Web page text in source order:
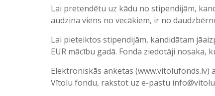
Lai pretendētu uz kādu no stipendijām,
audzina viens no vecākiem, ir no
Lai pieteiktos stipendijām, kandidātam
EUR mācību gadā. Fonda ziedotāji
Elektroniskās anketas (www.vitolufonds.lv)
Vītolu fondu, rakstot uz e-pastu